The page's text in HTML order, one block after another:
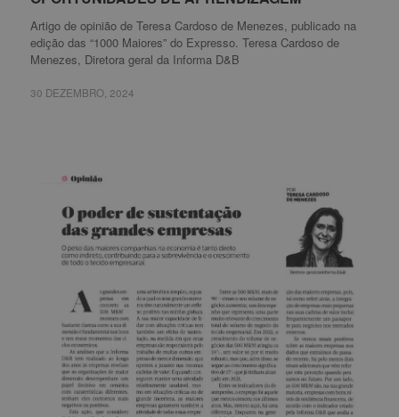
Artigo de opinião de Teresa Cardoso de Menezes, publicado na
edição das “1000 Maiores” do Expresso. Teresa Cardoso de
Menezes, Diretora geral da Informa D&B
30 DEZEMBRO, 2024
30 DEZEMBRO, 2024